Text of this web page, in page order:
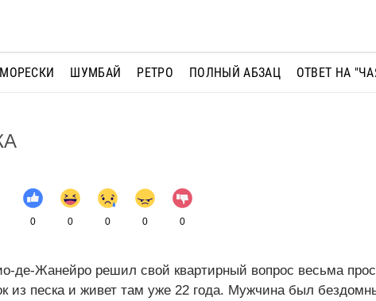
ШУМБАЙ РЕТРО ПОЛНЫЙ АБЗАЦ ОТВЕТ НА
0 0 0 0 0
де-Жанейро решил свой квартирный вопрос весьма
из песка и живет там уже 22 года. Мужчина был